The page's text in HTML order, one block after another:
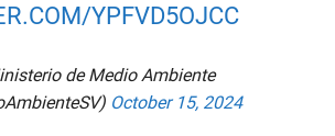
YPFVD5OJCC
de Medio Ambiente
October 15, 2024